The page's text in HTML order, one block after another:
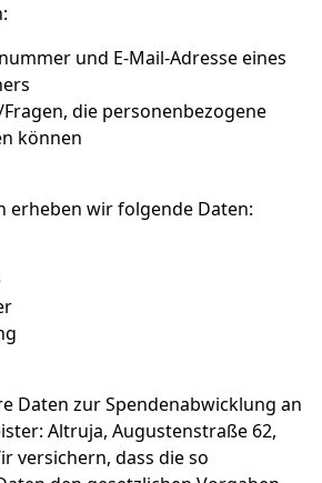
und E-Mail-Adresse eines
die personenbezogene
können
erheben wir folgende Daten:
Daten zur Spendenabwicklung an
Altruja, Augustenstraße 62,
versichern, dass die so